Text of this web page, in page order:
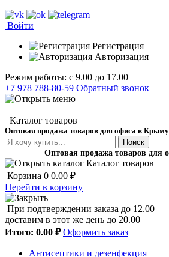
Войти
Регистрация
Авторизация
Режим работы: с 9.00 до 17.00
+7 978 788-80-59 Обратный звонок
Каталог товаров
Оптовая продажа товаров для офиса в Крыму
Поиск
Оптовая продажа товаров для
Каталог товаров
Корзина 0 0.00 ₽
Перейти в корзину
При подтверждении заказа до 12.00
доставим в этот же день до 20.00
Итого: 0.00 ₽ Оформить заказ
Антисептики и дезенфекция